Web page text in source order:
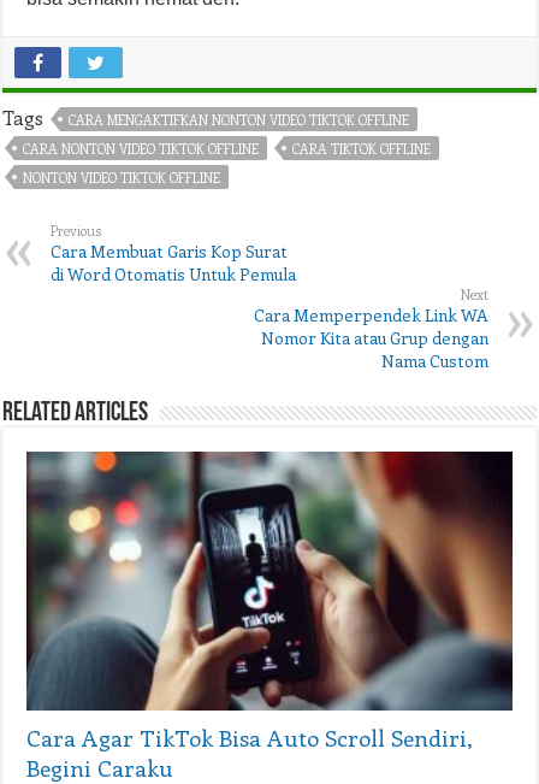
Tags
CARA MENGAKTIFKAN NONTON VIDEO TIKTOK OFFLINE
CARA NONTON VIDEO TIKTOK OFFLINE
CARA TIKTOK OFFLINE
NONTON VIDEO TIKTOK OFFLINE
Previous
Cara Membuat Garis Kop Surat
di Word Otomatis Untuk Pemula
Next
Cara Memperpendek Link WA
Nomor Kita atau Grup dengan
Nama Custom
Related Articles
Cara Agar TikTok Bisa Auto Scroll Sendiri,
Begini Caraku